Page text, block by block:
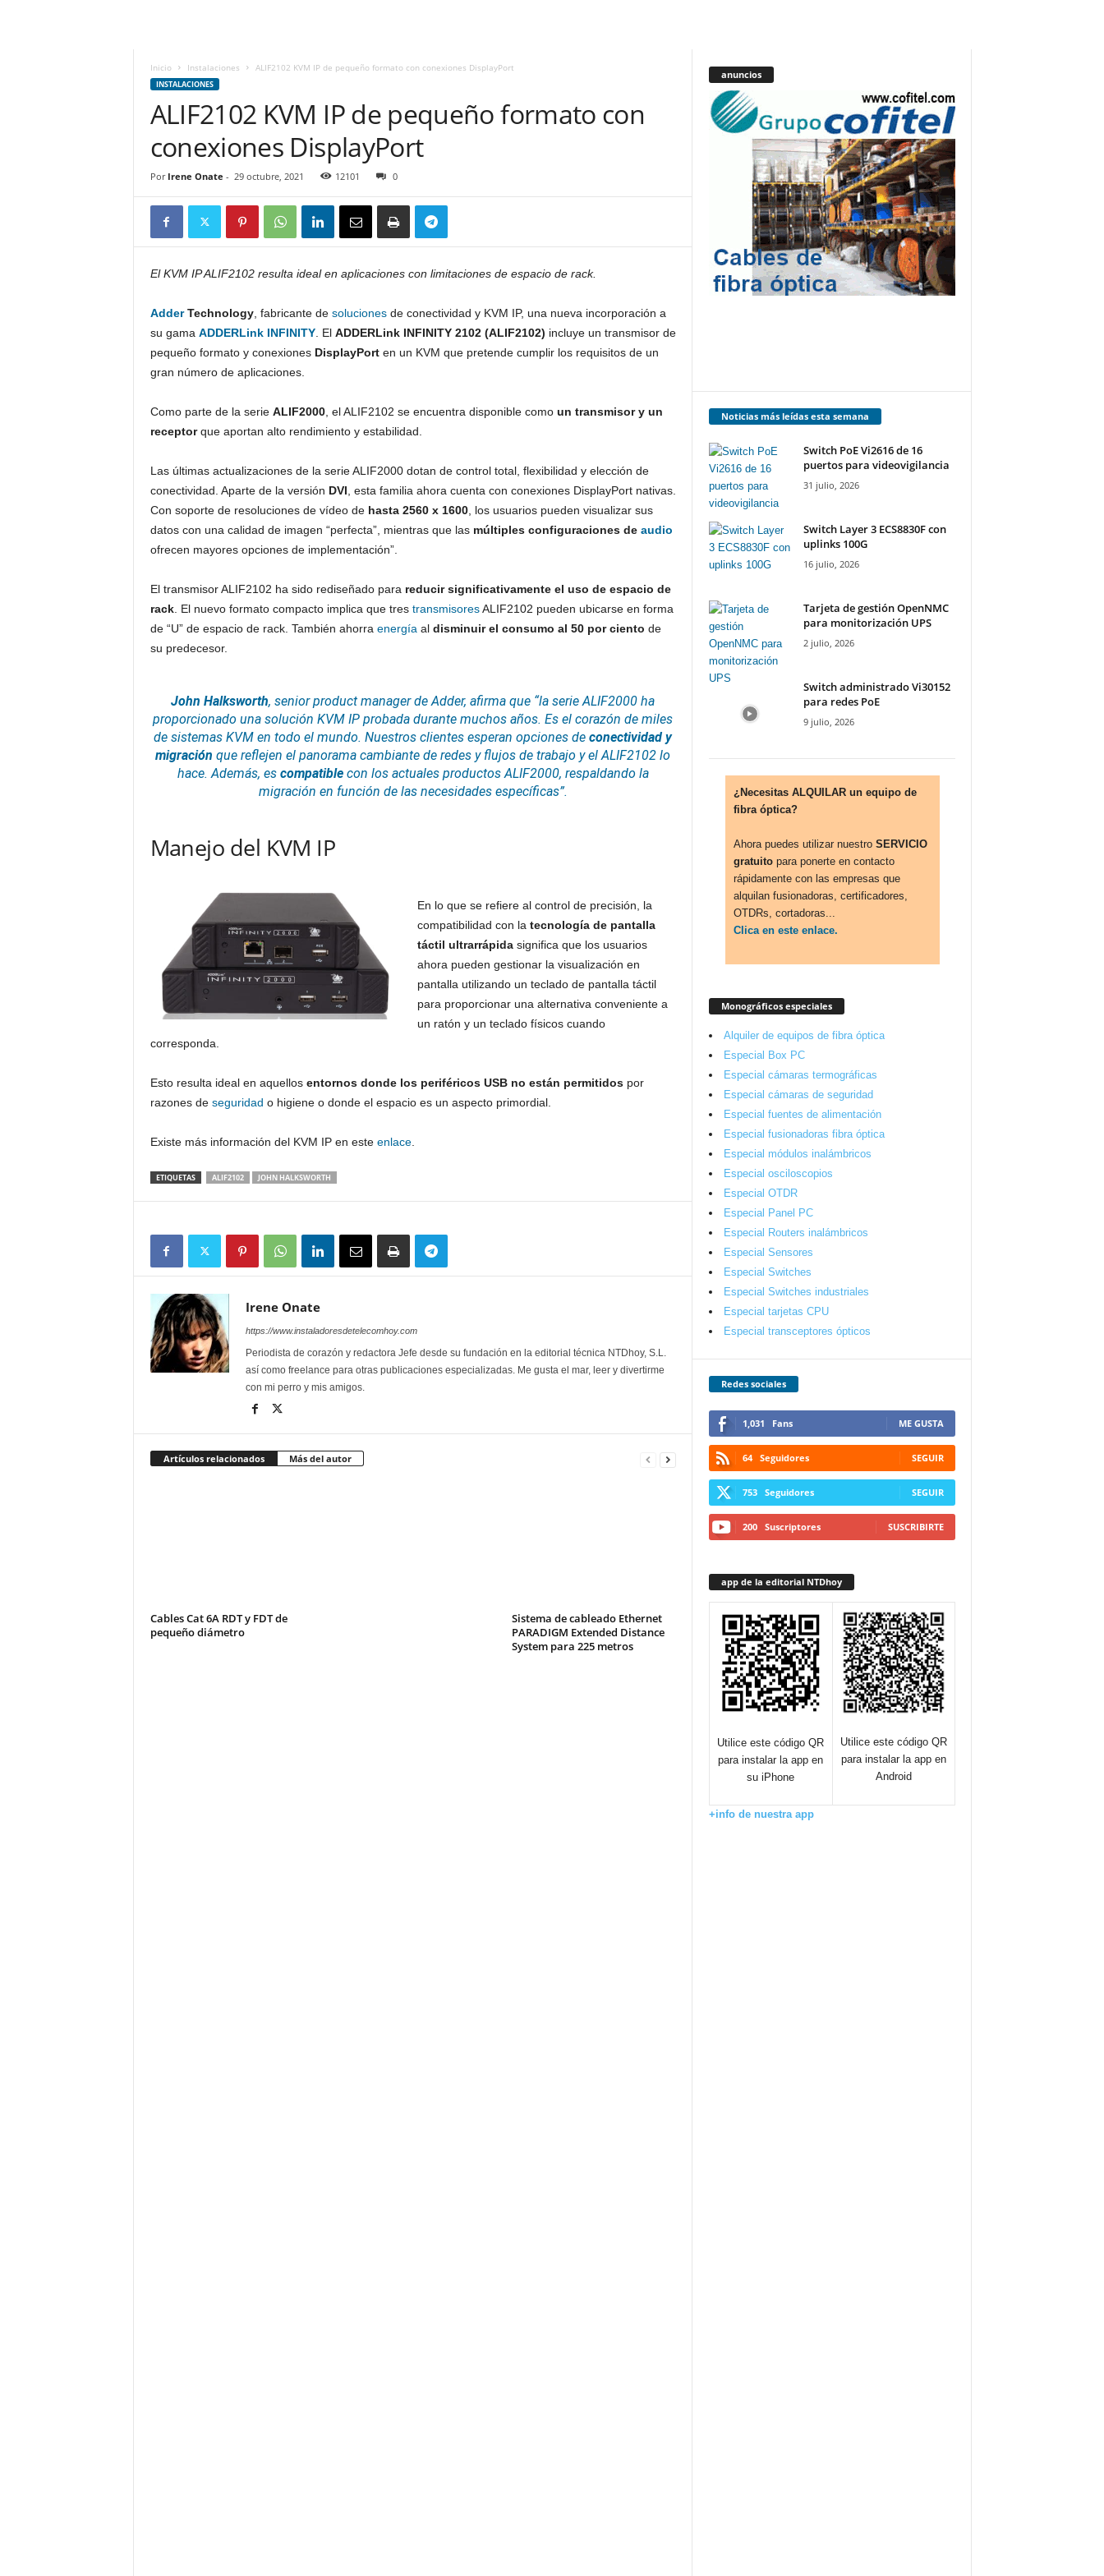
o
Inicio Instalaciones ALIF2102 KVM IP de pequeño formato con conexiones DisplayPort
INSTALACIONES
ALIF2102 KVM IP de pequeño formato con
conexiones DisplayPort
Por Irene Onate - 29 octubre, 2021 12101 0
El KVM IP ALIF2102 resulta ideal en aplicaciones con limitaciones de espacio de rack.
Adder Technology, fabricante de solucionesde conectividad y KVM IP, una nueva incorporación a
su gama ADDERLink INFINITY. El ADDERLink INFINITY 2102 (ALIF2102) incluye un transmisor de
pequeño formato y conexiones DisplayPorten un KVM que pretende cumplir los requisitos de un
gran número de aplicaciones.
Como parte de la serie ALIF2000, el ALIF2102 se encuentra disponible comoun transmisor y un
receptorque aportan alto rendimiento y estabilidad.
Las últimas actualizaciones de la serie ALIF2000 dotan de control total, flexibilidad y elección de
conectividad. Aparte de la versión DVI , esta familia ahora cuenta con conexiones DisplayPort nativas.
Con soporte de resoluciones de vídeo de hasta 2560 x 1600, los usuarios pueden visualizar sus
datos con una calidad de imagen “perfecta”, mientras que las múltiples configuraciones de audio
ofrecen mayores opciones de implementación”.
El transmisor ALIF2102 ha sido rediseñado para reducir significativamente el uso de espacio de
rack. El nuevo formato compacto implica que tres transmisoresALIF2102 pueden ubicarse en forma
de “U” de espacio de rack. También ahorra energía al disminuir el consumo al 50 por ciento de
su predecesor.
John Halksworth, senior product manager de Adder, afirma que “la serie ALIF2000 ha
proporcionado una solución KVM IP probada durante muchos años. Es el corazón de miles
de sistemas KVM en todo el mundo. Nuestros clientes esperan opciones de conectividad y
migración que reflejen el panorama cambiante de redes y flujos de trabajo y el ALIF2102 lo
hace. Además, es compatiblecon los actuales productos ALIF2000, respaldando la
migración en función de las necesidades específicas”.
Manejo del KVM IP
En lo que se refiere al control de precisión, la
compatibilidad con la tecnología de pantalla
táctil ultrarrápidasignifica que los usuarios
ahora pueden gestionar la visualización en
pantalla utilizando un teclado de pantalla táctil
para proporcionar una alternativa conveniente a
un ratón y un teclado físicos cuando
corresponda.
Esto resulta ideal en aquellos entornos donde los periféricos USB no están permitidospor
razones de seguridad o higiene o donde el espacio es un aspecto primordial.
Existe más información del KVM IP en este enlace.
ETIQUETAS ALIF2102 JOHN HALKSWORTH
Irene Onate
https://www.instaladoresdetelecomhoy.com
Periodista de corazón y redactora Jefe desde su fundación en la editorial técnica NTDhoy, S.L.
así como freelance para otras publicaciones especializadas. Me gusta el mar, leer y divertirme
con mi perro y mis amigos.
Artículos relacionados Más del autor
Cables Cat 6A RDT y FDT de
pequeño diámetro
Sistema de cableado Ethernet
PARADIGM Extended Distance
System para 225 metros
anuncios
Noticias más leídas esta semana
Switch PoE Vi2616 de 16
puertos para videovigilancia
31 julio, 2026
Switch Layer 3 ECS8830F con
uplinks 100G
16 julio, 2026
Tarjeta de gestión OpenNMC
para monitorización UPS
2 julio, 2026
Switch administrado Vi30152
para redes PoE
9 julio, 2026
¿Necesitas ALQUILAR un equipo de
fibra óptica?
Ahora puedes utilizar nuestro SERVICIO
gratuitopara ponerte en contacto
rápidamente con las empresas que
alquilan fusionadoras, certificadores,
OTDRs, cortadoras...
Clica en este enlace.
Monográficos especiales
Alquiler de equipos de fibra óptica
Especial Box PC
Especial cámaras termográficas
Especial cámaras de seguridad
Especial fuentes de alimentación
Especial fusionadoras fibra óptica
Especial módulos inalámbricos
Especial osciloscopios
Especial OTDR
Especial Panel PC
Especial Routers inalámbricos
Especial Sensores
Especial Switches
Especial Switches industriales
Especial tarjetas CPU
Especial transceptores ópticos
Redes sociales
1,031 Fans ME GUSTA
64 Seguidores SEGUIR
753 Seguidores SEGUIR
200 Suscriptores SUSCRIBIRTE
app de la editorial NTDhoy
Utilice este código QR
para instalar la app en
su iPhone
Utilice este código QR
para instalar la app en
Android
+info de nuestra app